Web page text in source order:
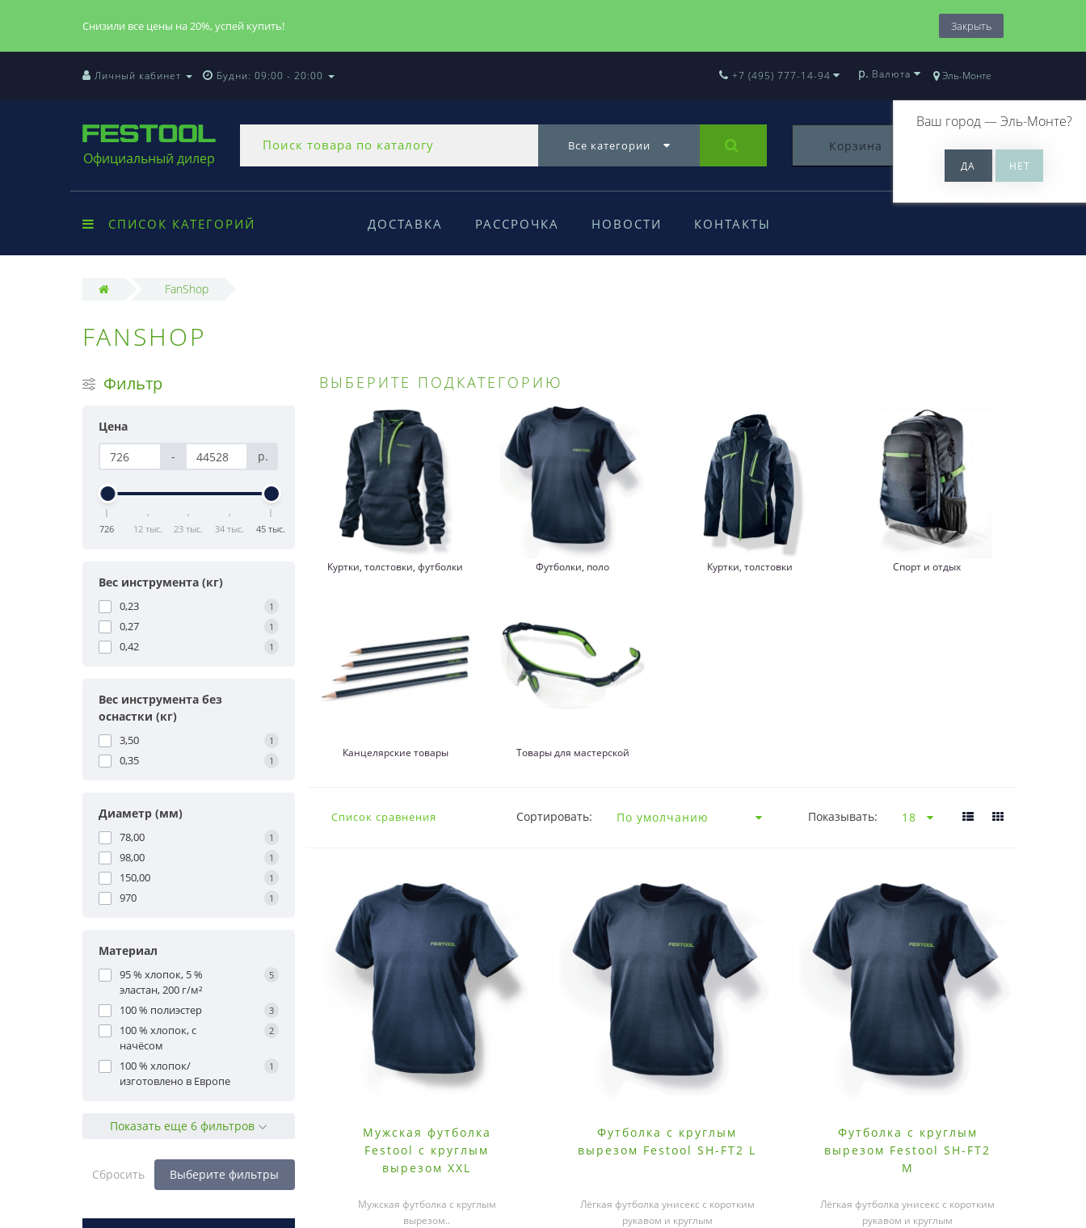
Снизили все цены на 20%, успей купить! Закрыть
Личный кабинет Будни: 09:00 - 20:00 Эль-Монте
Ваш город —Эль-Монте?
+7 (495) 777-14-94 р. Валюта
Официальный дилер
Все категории Корзина 0
СПИСОК КАТЕГОРИЙ ДОСТАВКА РАССРОЧКА НОВОСТИ КОНТАКТЫ
FanShop
FANSHOP
Фильтр
Цена
-
р.
726 12 тыс. 23 тыс. 34 тыс. 45 тыс.
Вес инструмента (кг)
0,23 1
0,27 1
0,42 1
Вес инструмента без
оснастки (кг)
3,50 1
0,35 1
Диаметр (мм)
78,00 1
98,00 1
150,00 1
970 1
Материал
95 % хлопок, 5 %
эластан, 200 г/м²
5
100 % полиэстер 3
100 % хлопок, с
начёсом
2
100 % хлопок/
изготовлено в Европе
1
Показать еще 6 фильтров
Сбросить Выберите фильтры
ВЫБЕРИТЕ ПОДКАТЕГОРИЮ
Куртки, толстовки, футболки Футболки, поло Куртки, толстовки Спорт и отдых
Канцелярские товары Товары для мастерской
Список сравнения Сортировать: Показывать:
Мужская футболка
Festool с круглым
вырезом XXL
Мужская футболка с круглым
вырезом..
Футболка с круглым
вырезом Festool SH-FT2 L
Лёгкая футболка унисекс с коротким
рукавом и круглым
Футболка с круглым
вырезом Festool SH-FT2
M
Лёгкая футболка унисекс с коротким
рукавом и круглым